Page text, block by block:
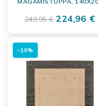
249,95 € 224,96 €
−10%